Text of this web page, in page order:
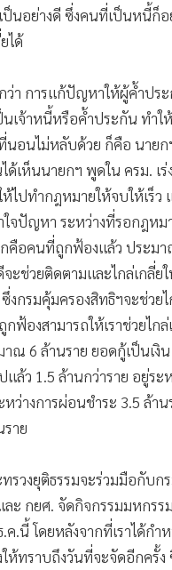
นอย่างดี ซึ่งคนที่เป็นหนี้ก็
ได้
ว่า การแก้ปัญหาให้ผู้ค้ำปร
เจ้าหนี้หรือค้ำประกัน ทำใ
นอนไม่หลับด้วย ก็คือ นาย
เห็นนายกฯ พูดใน ครม. เ
ไปทำกฎหมายให้จบให้เร็ว
ใจปัญหา ระหว่างที่รอกฎห
คือคนที่ถูกฟ้องแล้ว ประมา
ะช่วยติดตามและไกล่เกลี่ย
งกรมคุ้มครองสิทธิฯจะช่วยไ
กฟ้องสามารถให้เราช่วยไก
ณ 6 ล้านราย ยอดกู้เป็นเงิ
ล้ว 1.5 ล้านกว่าราย อยู่ระห
ว่างการผ่อนชำระ 3.5 ล้า
าย
รวงยุติธรรมจะร่วมมือกับก
ะ กยศ. จัดกิจกรรมมหกรร
.นี้ โดยหลังจากที่เราได้กำ
ให้ทราบถึงวันที่จะจัดอีกครั้ง